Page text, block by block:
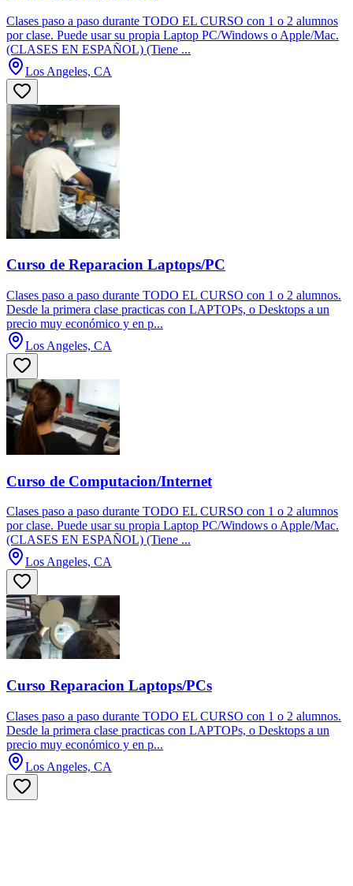
Clases paso a paso durante TODO EL CURSO con 1 o 2 alumnos
por clase. Puede usar su propia Laptop PC/Windows o Apple/Mac.
(CLASES EN ESPAÑOL) (Tiene ...
Los Angeles, CA
Curso de Reparacion Laptops/PC
Clases paso a paso durante TODO EL CURSO con 1 o 2 alumnos.
Desde la primera clase practicas con LAPTOPs, o Desktops a un
precio muy económico y en p...
Los Angeles, CA
Curso de Computacion/Internet
Clases paso a paso durante TODO EL CURSO con 1 o 2 alumnos
por clase. Puede usar su propia Laptop PC/Windows o Apple/Mac.
(CLASES EN ESPAÑOL) (Tiene ...
Los Angeles, CA
Curso Reparacion Laptops/PCs
Clases paso a paso durante TODO EL CURSO con 1 o 2 alumnos.
Desde la primera clase practicas con LAPTOPs, o Desktops a un
precio muy económico y en p...
Los Angeles, CA